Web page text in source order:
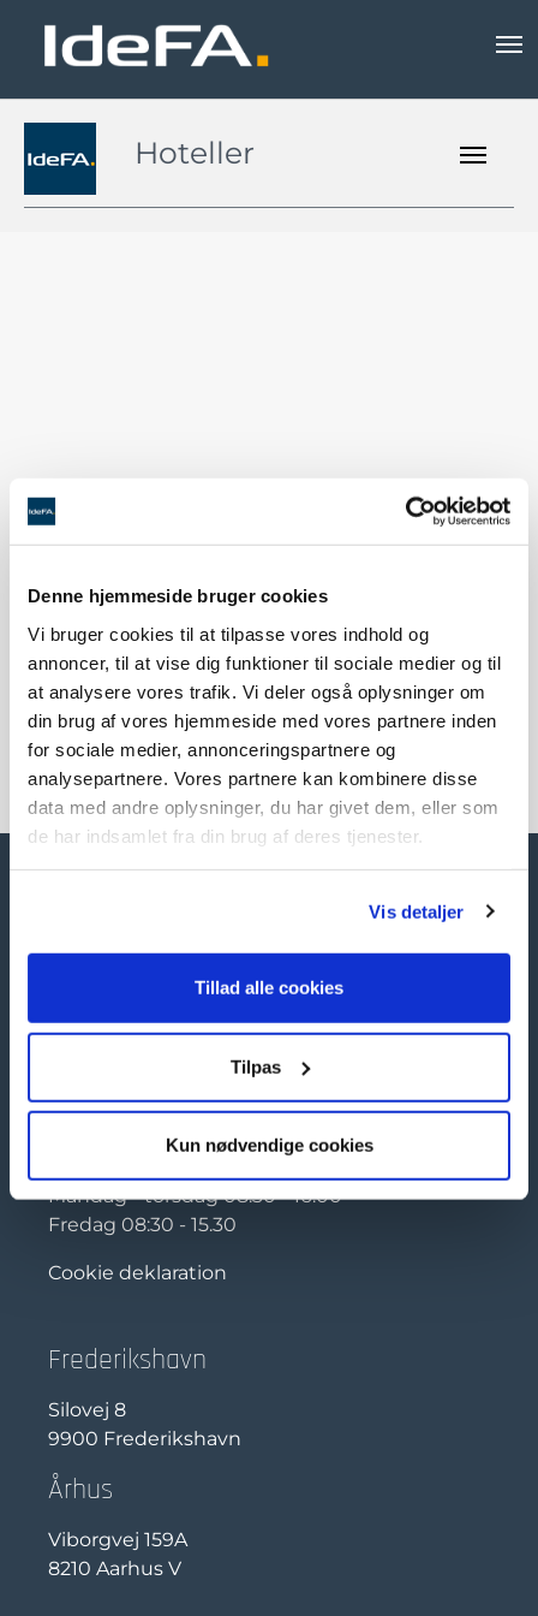
Denne hjemmeside bruger cookies
Vi bruger cookies til at tilpasse vores indhold og
annoncer, til at vise dig funktioner til sociale medier og til
at analysere vores trafik. Vi deler også oplysninger om
din brug af vores hjemmeside med vores partnere inden
for sociale medier, annonceringspartnere og
analysepartnere. Vores partnere kan kombinere disse
data med andre oplysninger, du har givet dem, eller som
de har indsamlet fra din brug af deres tjenester.
Vis detaljer
Tillad alle cookies
Tilpas
Kun nødvendige cookies
Hoteller
Åbningstider
Mandag - torsdag 08:30 - 16:00
Fredag 08:30 - 15.30
Cookie deklaration
Frederikshavn
Silovej 8
9900 Frederikshavn
Århus
Viborgvej 159A
8210 Aarhus V